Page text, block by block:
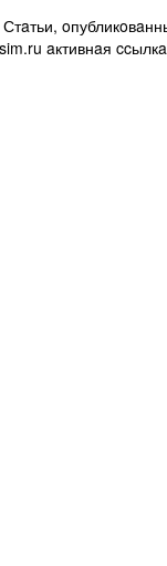
aктивнaя